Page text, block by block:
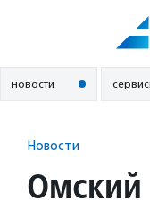
новости
Новости
Омский